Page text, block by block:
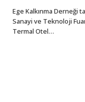
Ege Kalkınma Derneği
Sanayi ve Teknoloji
Termal Otel…